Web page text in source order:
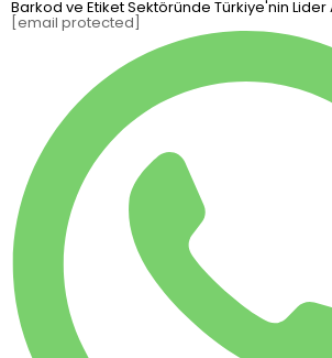
Barkod ve Etiket Sektöründe Türkiye'nin Lider
[email protected]